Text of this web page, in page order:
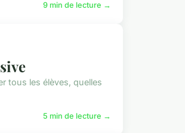
9 min de lecture →
tous les élèves, quelles
5 min de lecture →